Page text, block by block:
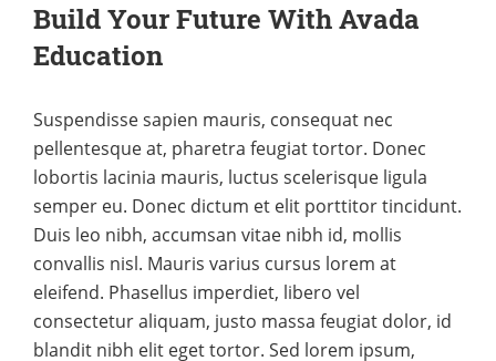
Build Your Future With Avada
Education
Suspendisse sapien mauris, consequat nec
pellentesque at, pharetra feugiat tortor. Donec
lobortis lacinia mauris, luctus scelerisque ligula
semper eu. Donec dictum et elit porttitor tincidunt.
Duis leo nibh, accumsan vitae nibh id, mollis
convallis nisl. Mauris varius cursus lorem at
eleifend. Phasellus imperdiet, libero vel
consectetur aliquam, justo massa feugiat dolor, id
blandit nibh elit eget tortor. Sed lorem ipsum,